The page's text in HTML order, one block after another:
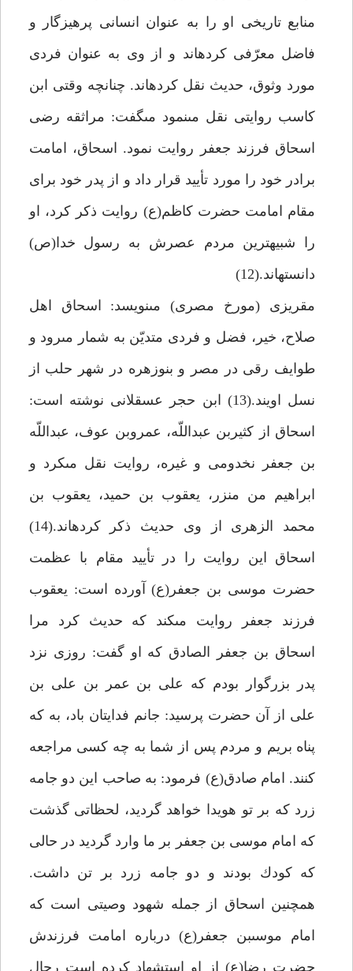
منابع تاريخى او را به عنوان انسانى پرهيزگار و
فاضل معرّفى كرده‏اند و از وى به عنوان فردى
مورد وثوق، حديث نقل كرده‏اند. چنانچه وقتى ابن
كاسب روايتى نقل مى‏نمود مى‏گفت: مراثقه رضى
اسحاق فرزند جعفر روايت نمود. اسحاق، امامت
برادر خود را مورد تأييد قرار داد و از پدر خود براى
مقام امامت حضرت كاظم(ع) روايت ذكر كرد، او
را شبيه‏ترين مردم عصرش به رسول خدا(ص)
دانسته‏اند.(12)
مقريزى (مورخ مصرى) مى‏نويسد: اسحاق اهل
صلاح، خير، فضل و فردى متديّن به شمار مى‏رود و
طوايف رقى در مصر و بنوزهره در شهر حلب از
نسل اويند.(13) ابن حجر عسقلانى نوشته است:
اسحاق از كثيربن عبداللّه، عمروبن عوف، عبداللّه
بن جعفر نخدومى و غيره، روايت نقل مى‏كرد و
ابراهيم من منزر، يعقوب بن حميد، يعقوب بن
محمد الزهرى از وى حديث ذكر كرده‏اند.(14)
اسحاق اين روايت را در تأييد مقام با عظمت
حضرت موسى بن جعفر(ع) آورده است: يعقوب
فرزند جعفر روايت مى‏كند كه حديث كرد مرا
اسحاق بن جعفر الصادق كه او گفت: روزى نزد
پدر بزرگوار بودم كه على بن عمر بن على بن
على از آن حضرت پرسيد: جانم فدايتان باد، به كه
پناه بريم و مردم پس از شما به چه كسى مراجعه
كنند. امام صادق(ع) فرمود: به صاحب اين دو جامه
زرد كه بر تو هويدا خواهد گرديد، لحظاتى گذشت
كه امام موسى بن جعفر بر ما وارد گرديد در حالى
كه كودك بودند و دو جامه زرد بر تن داشت.
همچنين اسحاق از جمله شهود وصيتى است كه
امام موسى‏بن جعفر(ع) درباره امامت فرزندش
حضرت رضا(ع) از او استشهاد كرده است رجال